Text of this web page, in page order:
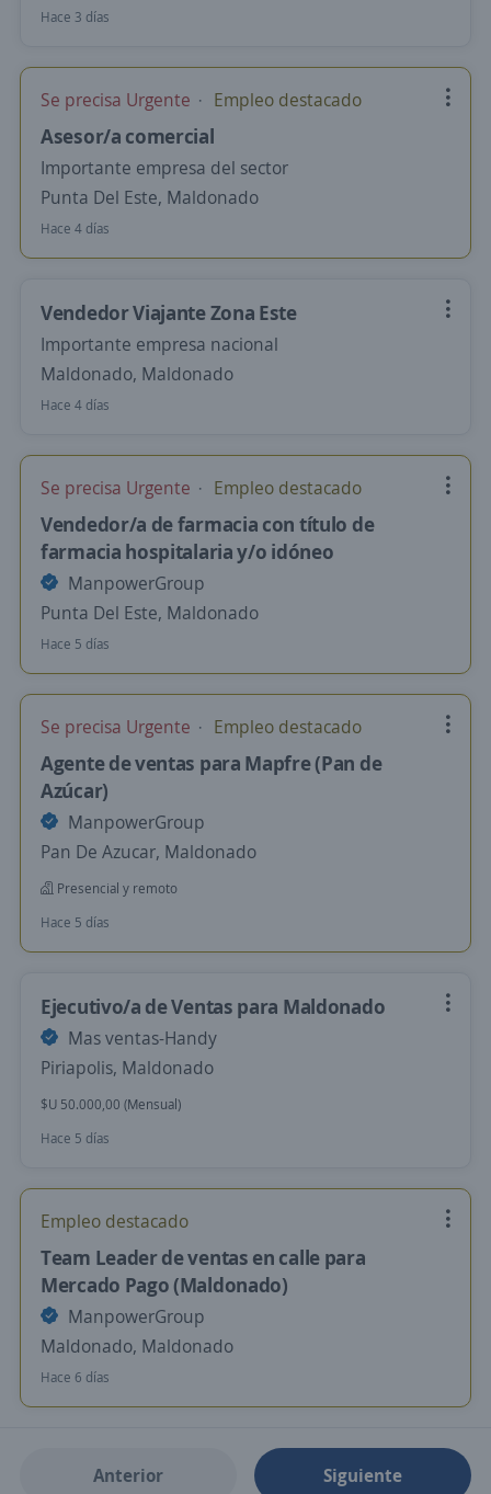
Hace 3 días
Se precisa Urgente Empleo destacado
Asesor/a comercial
Importante empresa del sector
Punta Del Este, Maldonado
Hace 4 días
Vendedor Viajante Zona Este
Importante empresa nacional
Maldonado, Maldonado
Hace 4 días
Se precisa Urgente Empleo destacado
Vendedor/a de farmacia con título de
farmacia hospitalaria y/o idóneo
ManpowerGroup
Punta Del Este, Maldonado
Hace 5 días
Se precisa Urgente Empleo destacado
Agente de ventas para Mapfre (Pan de
Azúcar)
ManpowerGroup
Pan De Azucar, Maldonado
Presencial y remoto
Hace 5 días
Ejecutivo/a de Ventas para Maldonado
Mas ventas-Handy
Piriapolis, Maldonado
$U 50.000,00 (Mensual)
Hace 5 días
Empleo destacado
Team Leader de ventas en calle para
Mercado Pago (Maldonado)
ManpowerGroup
Maldonado, Maldonado
Hace 6 días
Anterior Siguiente